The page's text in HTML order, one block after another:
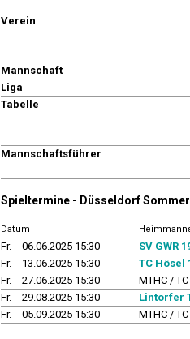
Verein
Mannschaft
Liga
Tabelle
Mannschaftsführer
Spieltermine - Düsseldorf
Datum
Fr. 06.06.2025 15:30
SV GWR
Fr.
13.06.2025 15:30
TC Hösel
Fr.
27.06.2025 15:30
MTHC /
Fr.
29.08.2025 15:30
Lintorfer
Fr.
05.09.2025 15:30 MTHC /